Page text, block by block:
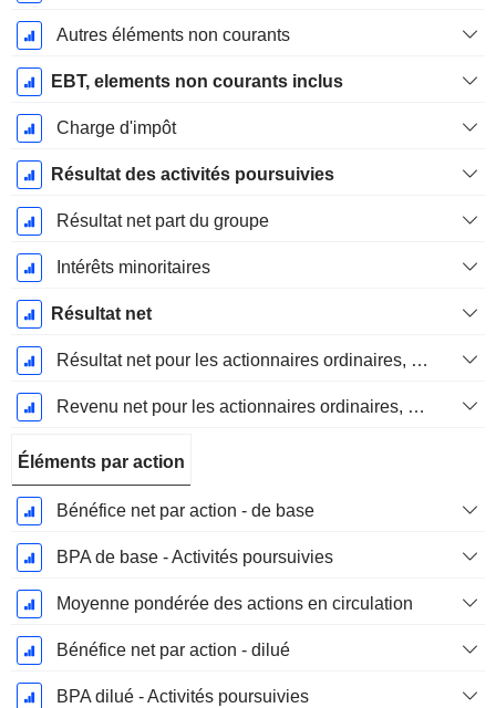
Autres éléments non courants
EBT, elements non courants inclus
Charge d'impôt
Résultat des activités poursuivies
Résultat net part du groupe
Intérêts minoritaires
Résultat net
Résultat net pour les actionnaires ordinaires, éléments exceptionnels inclus.
Revenu net pour les actionnaires ordinaires, hors éléments exceptionnelsRésultat net pour les actionnaires ordinaires, éléments exceptionnels exclus.
Éléments par action
Bénéfice net par action - de base
BPA de base - Activités poursuivies
Moyenne pondérée des actions en circulation
Bénéfice net par action - dilué
BPA dilué - Activités poursuivies